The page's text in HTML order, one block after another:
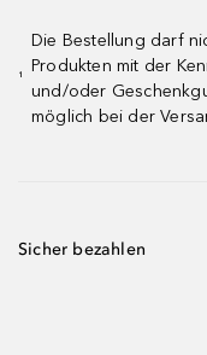
¹
Die Bestellung darf
Produkten mit der
und/oder
möglich bei der
Sicher bezahlen